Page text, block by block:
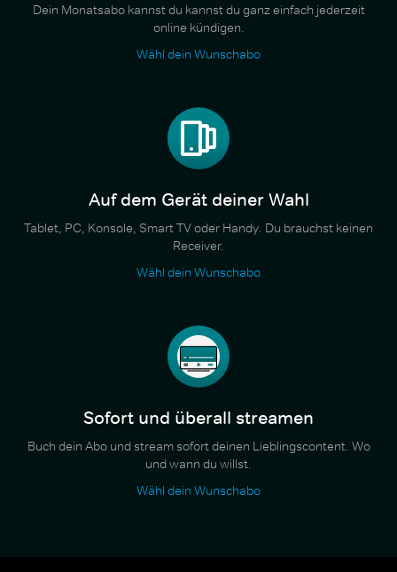
Dein Monatsabo kannst du kannst du ganz einfach jederzeit
online kündigen.
Wähl dein Wunschabo
Auf dem Gerät deiner Wahl
Tablet, PC, Konsole, Smart TV oder Handy. Du brauchst keinen
Receiver.
Wähl dein Wunschabo
Sofort und überall streamen
Buch dein Abo und stream sofort deinen Lieblingscontent. Wo
und wann du willst.
Wähl dein Wunschabo